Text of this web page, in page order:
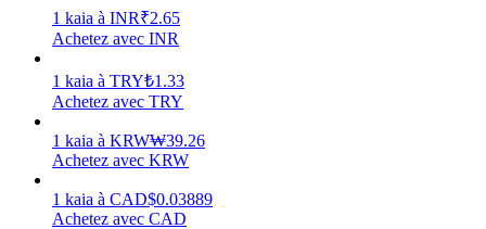
Gagner
1 kaia à INR₹2.65
Achetez avec INR
1 kaia à TRY₺1.33
Achetez avec TRY
1 kaia à KRW₩39.26
Achetez avec KRW
1 kaia à CAD$0.03889
Achetez avec CAD